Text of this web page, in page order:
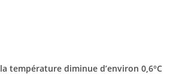
la température diminue d’environ 0,6°C